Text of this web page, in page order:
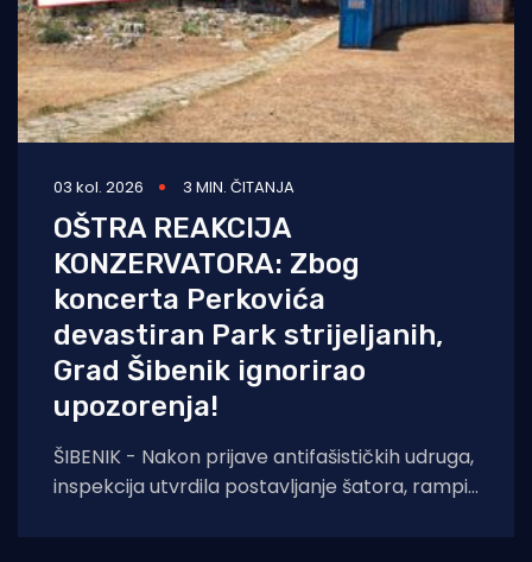
03 kol. 2026 3 MIN. ČITANJA
OŠTRA REAKCIJA
KONZERVATORA: Zbog
koncerta Perkovića
devastiran Park strijeljanih,
Grad Šibenik ignorirao
upozorenja!
ŠIBENIK - Nakon prijave antifašističkih udruga,
inspekcija utvrdila postavljanje šatora, rampi i